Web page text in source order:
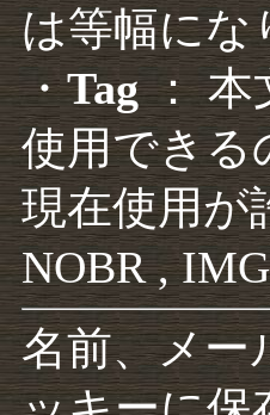
は等幅にな
・Tag： 本
使用できる
現在使用が
NOBR ,
名前、メー